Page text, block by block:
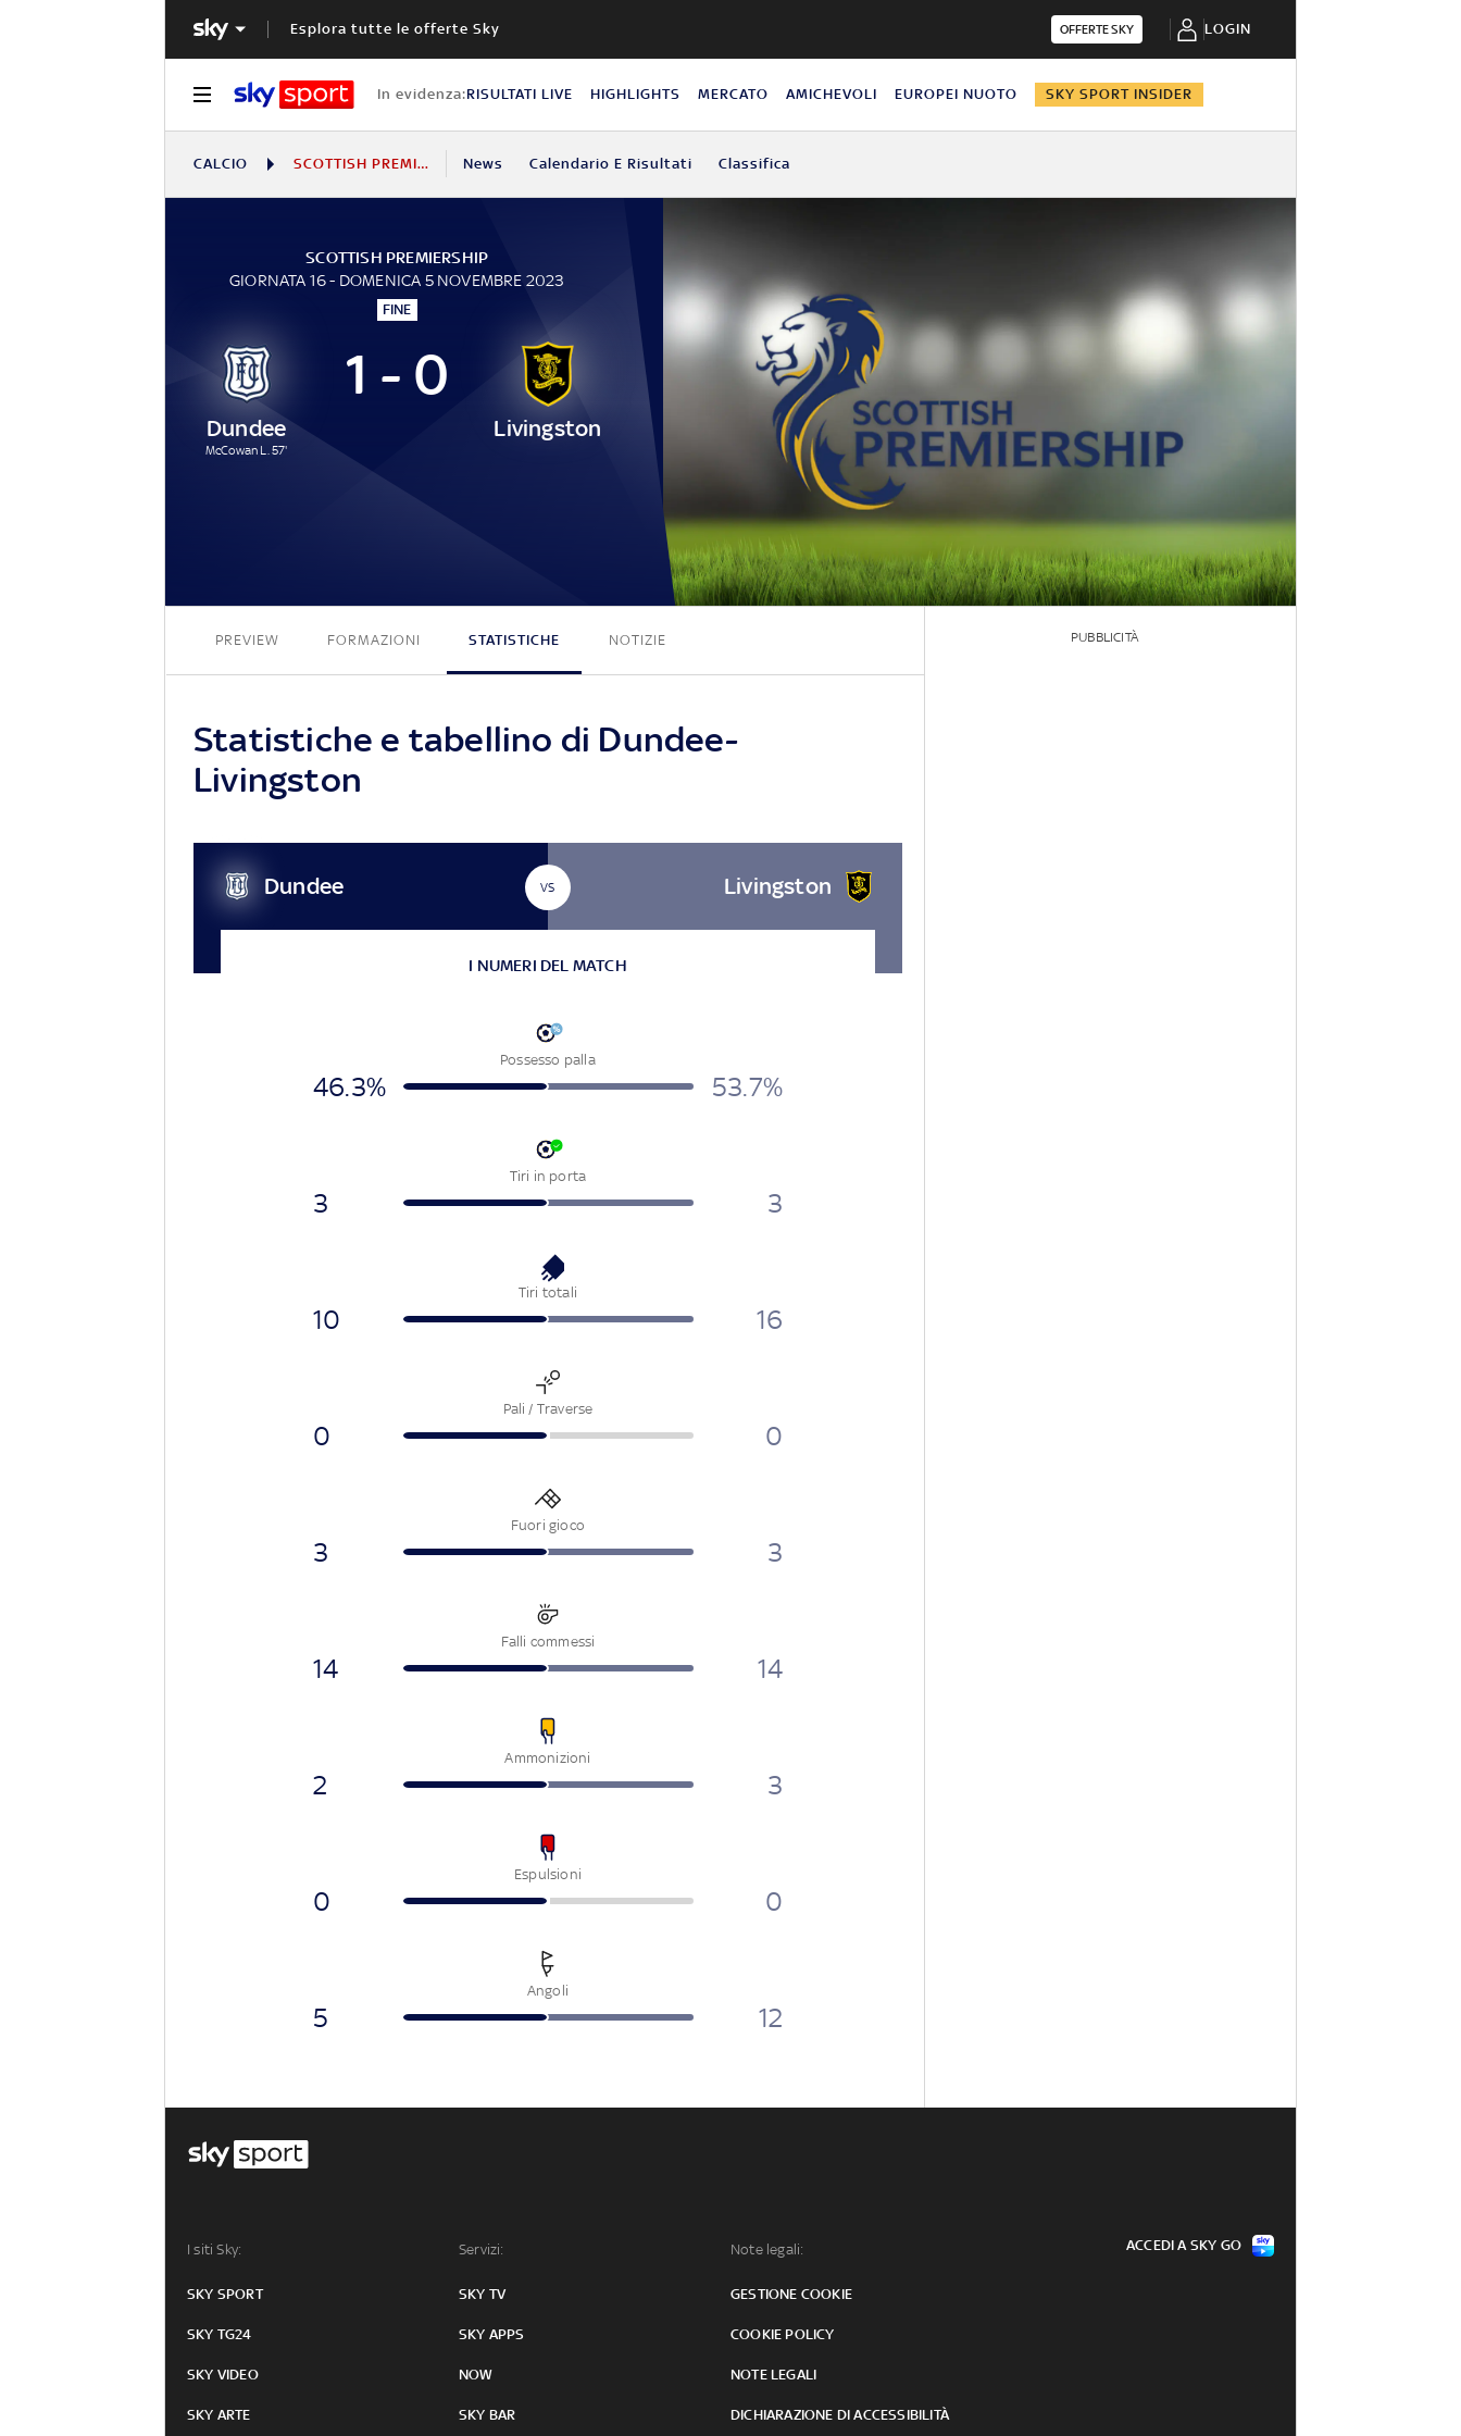
Esplora tutte le offerte Sky OFFERTE SKY LOGIN
In evidenza:RISULTATI LIVE HIGHLIGHTS MERCATO AMICHEVOLI EUROPEI NUOTO SKY SPORT INSIDER
CALCIO SCOTTISH PREMIERSHIP News Calendario E Risultati Classifica
SCOTTISH PREMIERSHIP
GIORNATA 16 - DOMENICA 5 NOVEMBRE 2023
FINE
Dundee
McCowan L. 57'
1 - 0
Livingston
1 - 0
PREVIEW FORMAZIONI STATISTICHE NOTIZIE
Statistiche e tabellino di Dundee-
Livingston
Dundee VS Livingston
I NUMERI DEL MATCH
Possesso palla
46.3% 53.7%
Tiri in porta
3 3
Tiri totali
10 16
Pali / Traverse
0 0
Fuori gioco
3 3
Falli commessi
14 14
Ammonizioni
2 3
Espulsioni
0 0
Angoli
5 12
PUBBLICITÀ
I siti Sky:
SKY SPORT
SKY TG24
SKY VIDEO
SKY ARTE
Servizi:
SKY TV
SKY APPS
NOW
SKY BAR
Note legali:
GESTIONE COOKIE
COOKIE POLICY
NOTE LEGALI
DICHIARAZIONE DI ACCESSIBILITÀ
ACCEDI A SKY GO